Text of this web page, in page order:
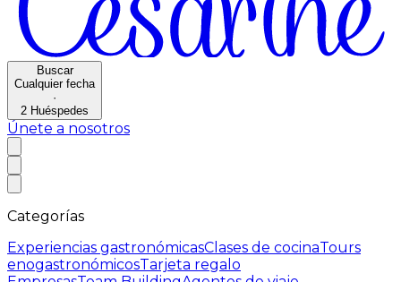
Buscar
Cualquier fecha
·
2 Huéspedes
Únete a nosotros
Categorías
Experiencias gastronómicasClases de cocinaTours
enogastronómicosTarjeta regalo